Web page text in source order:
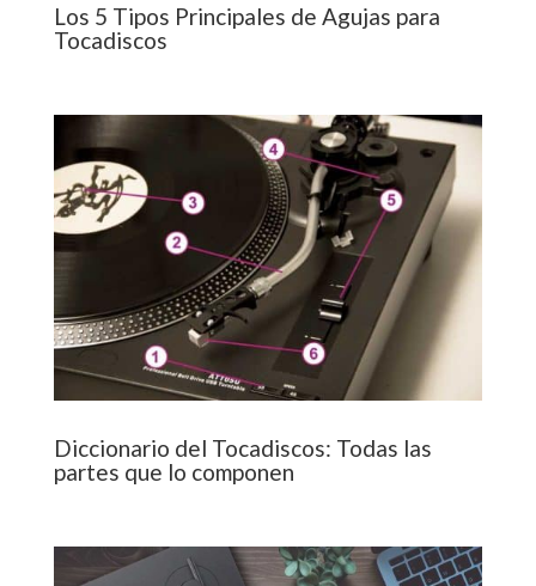
Los 5 Tipos Principales de Agujas para
Tocadiscos
Diccionario del Tocadiscos: Todas las
partes que lo componen